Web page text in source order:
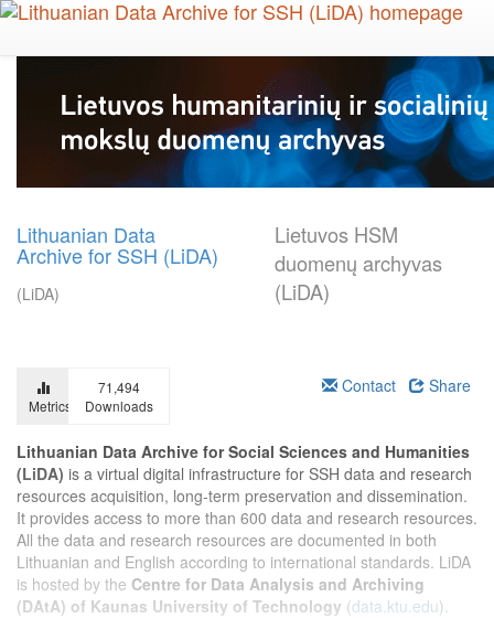
Skip
main
Lithuanian Data
Archive for SSH (LiDA)
(LiDA)
Lietuvos HSM
duomenų archyvas
(LiDA)
Metrics
71,494
Downloads
Contact Share
Lithuanian Data Archive for Social Sciences and Humanities
(LiDA) is a virtual digital infrastructure for SSH data and research
resources acquisition, long-term preservation and dissemination.
It provides access to more than 600 data and research resources.
All the data and research resources are documented in both
Lithuanian and English according to international standards. LiDA
is hosted by the Centre for Data Analysis and Archiving
(DAtA) of Kaunas University of Technology (data.ktu.edu).